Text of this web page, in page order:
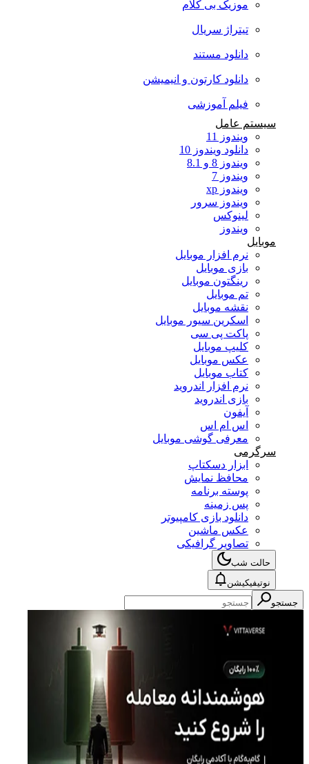
موزیک بی کلام
تیتراژ سریال
دانلود مستند
دانلود کارتون و انیمیشن
فیلم آموزشی
سیستم عامل
ویندوز 11
دانلود ویندوز 10
ویندوز 8 و 8.1
ویندوز 7
ویندوز xp
ویندوز سرور
لینوکس
ویندوز
موبایل
نرم افزار موبایل
بازی موبایل
رینگتون موبایل
تم موبایل
نقشه موبایل
اسکرین سیور موبایل
پاکت پی سی
کلیپ موبایل
عکس موبایل
کتاب موبایل
نرم افزار اندروید
بازی اندروید
آیفون
اس ام اس
معرفی گوشی موبایل
سرگرمی
ابزار دسکتاپ
محافظ نمایش
پوسته برنامه
پس زمینه
دانلود بازی کامپیوتر
عکس ماشین
تصاویر گرافیکی
حالت شب
نوتیفیکیشن
جستجو